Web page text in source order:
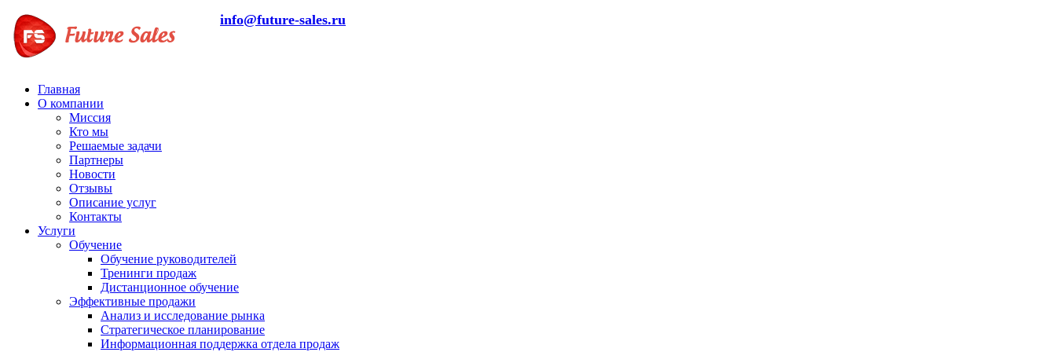
info@future-sales.ru
Главная
О компании
Миссия
Кто мы
Решаемые задачи
Партнеры
Новости
Отзывы
Описание услуг
Контакты
Услуги
Обучение
Обучение руководителей
Тренинги продаж
Дистанционное обучение
Эффективные продажи
Анализ и исследование рынка
Стратегическое планирование
Информационная поддержка отдела продаж